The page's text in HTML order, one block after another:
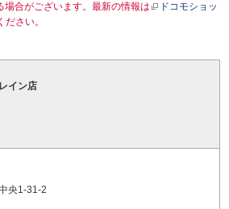
場合がございます。最新の情報は
ドコモショッ
さい。
イン店
央1-31-2